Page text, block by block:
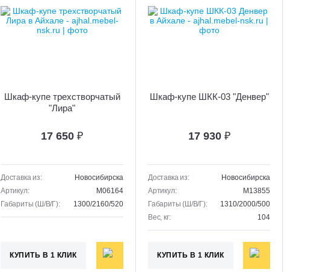
Шкаф-купе трехстворчатый
"Лира"
17 650 ₽
Доставка из:
Новосибирска
Артикул:
M06164
Габариты (Ш/В/Г):
1300/2160/520
КУПИТЬ В 1 КЛИК
Шкаф-купе ШКК-03 "Денвер"
17 930 ₽
Доставка из:
Новосибирска
Артикул:
M13855
Габариты (Ш/В/Г):
1310/2000/500
Вес, кг:
104
КУПИТЬ В 1 КЛИК